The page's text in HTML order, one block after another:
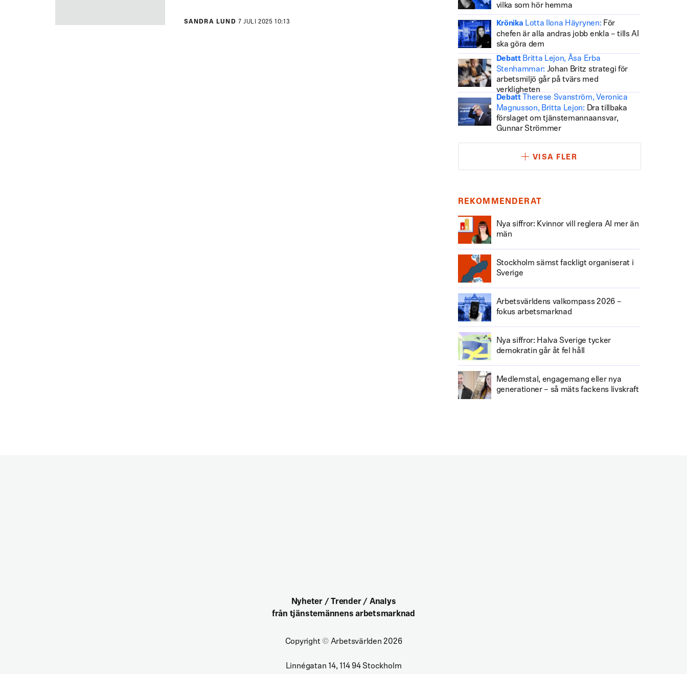
SANDRA LUND 7 JULI 2025 10:13
vilka som hör hemma
Krönika Lotta Ilona Häyrynen: För
chefen är alla andras jobb enkla – tills AI
ska göra dem
Debatt Britta Lejon, Åsa Erba
Stenhammar: Johan Britz strategi för
arbetsmiljö går på tvärs med
verkligheten
Debatt
Therese Svanström, Veronica
Magnusson, Britta Lejon: Dra tillbaka
förslaget om tjänstemannaansvar,
Gunnar Strömmer
VISA FLER
REKOMMENDERAT
Nya siffror: Kvinnor vill reglera AI mer än
män
Stockholm sämst fackligt organiserat i
Sverige
Arbetsvärldens valkompass 2026 –
fokus arbetsmarknad
Nya siffror: Halva Sverige tycker
demokratin går åt fel håll
Medlemstal, engagemang eller nya
generationer – så mäts fackens livskraft
Nyheter / Trender / Analys
från tjänstemännens arbetsmarknad
Copyright ©Arbetsvärlden 2026
Linnégatan 14, 114 94 Stockholm